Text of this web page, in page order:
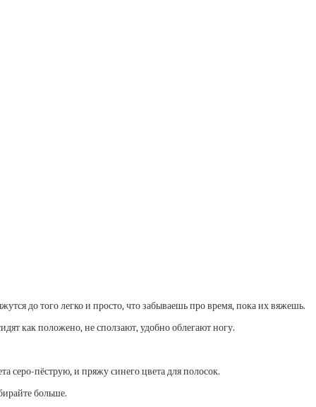
до того легко и просто, что забываешь про время, пока их вяжешь.
как положено, не сползают, удобно облегают ногу.
серо-пёструю, и пряжу синего цвета для полосок.
больше.